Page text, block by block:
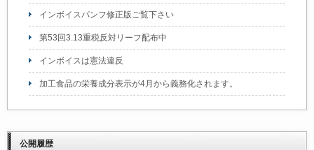
インボイスパンフ修正版ご覧下さい
第53回3.13重税反対リーフ配布中
インボイスは憲法違反
加工食品の栄養成分表示が4月から義務化されます。
公開履歴